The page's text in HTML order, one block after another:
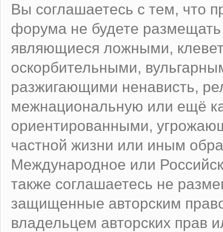
Вы соглашаетесь с тем, что
форума не будете
являющиеся ложными,
оскорбительными,
разжигающими ненависть,
межнациональную или ещё
ориентированными,
частной жизни или иным
Международное или
также соглашаетесь не
защищенные авторским
владельцем авторских прав